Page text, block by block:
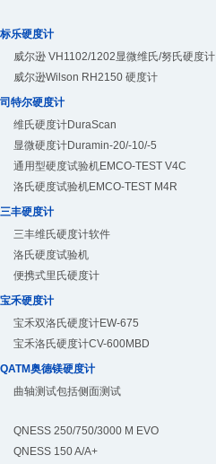
标乐硬度计
威尔逊 VH1102/1202显微维氏/努氏硬度计
威尔逊Wilson RH2150 硬度计
司特尔硬度计
维氏硬度计DuraScan
显微硬度计Duramin-20/-10/-5
通用型硬度试验机EMCO-TEST V4C
洛氏硬度试验机EMCO-TEST M4R
三丰硬度计
三丰维氏硬度计软件
洛氏硬度试验机
便携式里氏硬度计
宝禾硬度计
宝禾双洛氏硬度计EW-675
宝禾洛氏硬度计CV-600MBD
QATM奥德镁硬度计
曲轴测试包括侧面测试
QNESS 250/750/3000 M EVO
QNESS 150 A/A+